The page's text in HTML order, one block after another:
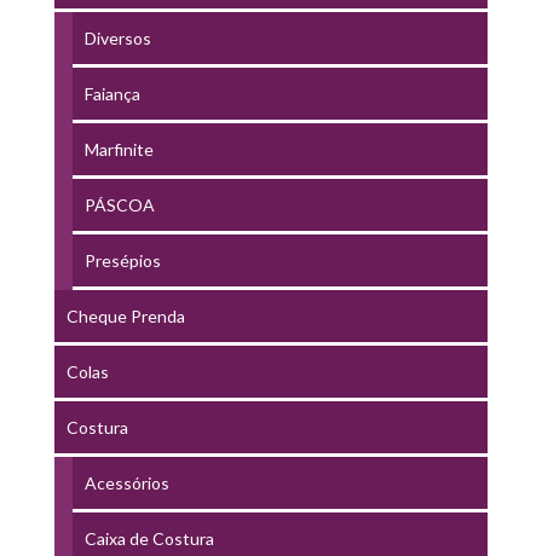
Diversos
Faiança
Marfinite
PÁSCOA
Presépios
Cheque Prenda
Colas
Costura
Acessórios
Caixa de Costura